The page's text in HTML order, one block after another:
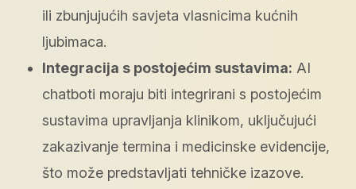
ili zbunjujućih savjeta vlasnicima kućnih
ljubimaca.
Integracija s postojećim sustavima: AI
chatboti moraju biti integrirani s postojećim
sustavima upravljanja klinikom, uključujući
zakazivanje termina i medicinske evidencije,
što može predstavljati tehničke izazove.